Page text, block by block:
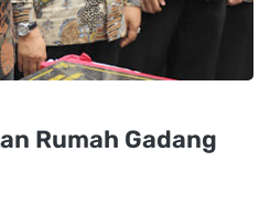
Rumah Gadang